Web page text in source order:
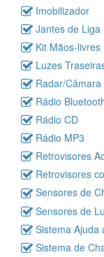
Imobilizador
Jantes de Liga
Kit Mãos-livres
Luzes
Radar/
Rádio
Rádio CD
Rádio MP3
Retrovisores
Retrovisores
Sensores de
Sensores de
Sistema Ajuda
Sistema de